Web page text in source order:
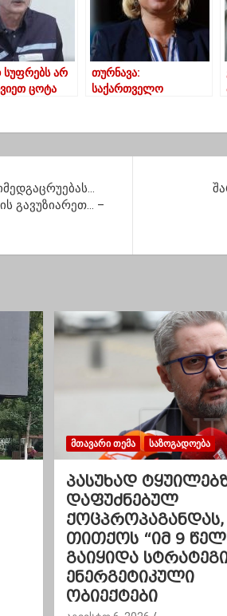
სუფრებს არ
ცოტა
თურნავა:
საქართველო
უცხოური
გავუზიარეთ… –
ᲛᲗᲐᲕᲐᲠᲘ ᲗᲔᲛᲐ ᲡᲐᲖᲝᲒᲐᲓᲝᲔᲑᲐ
პასუხად
დაფუძნებულ
ქოცპროპაგანდას,
თითქოს “იმ 9
გაიყიდა
ენერგეტიკული
ობიექტები